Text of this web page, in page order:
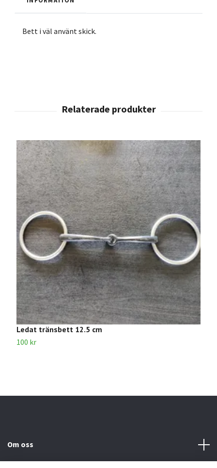
Bett i väl använt skick.
Ledat tränsbett 12.5 cm
100 kr
Om oss